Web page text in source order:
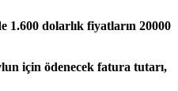
1.600 dolarlık fiyatların 20000
için ödenecek fatura tutarı,